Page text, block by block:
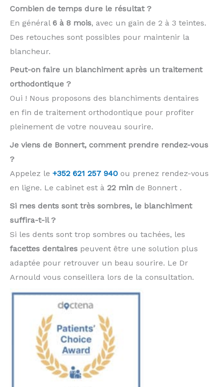
Combien de temps dure le résultat ?
En général 6 à 8 mois, avec un gain de 2 à 3 teintes.
Des retouches sont possibles pour maintenir la
blancheur.
Peut-on faire un blanchiment après un traitement
orthodontique ?
Oui ! Nous proposons des blanchiments dentaires
en fin de traitement orthodontique pour profiter
pleinement de votre nouveau sourire.
Je viens de Bonnert, comment prendre rendez-vous
?
Appelez le +352 621 257 940 ou prenez rendez-vous
en ligne. Le cabinet est à 22 min de Bonnert .
Si mes dents sont très sombres, le blanchiment
suffira-t-il ?
Si les dents sont trop sombres ou tachées, les
facettes dentaires peuvent être une solution plus
adaptée pour retrouver un beau sourire. Le Dr
Arnould vous conseillera lors de la consultation.